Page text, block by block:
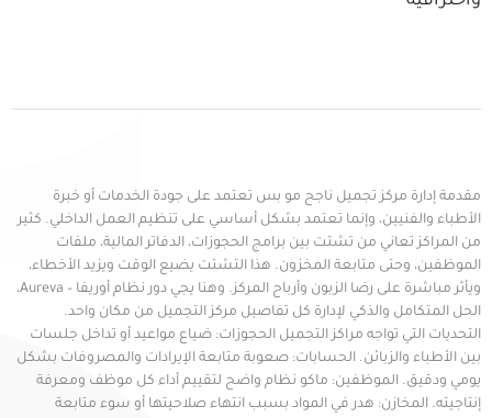
مقدمة إدارة مركز تجميل ناجح مو بس تعتمد على جودة الخدمات أو خبرة
الأطباء والفنيين، وإنما تعتمد بشكل أساسي على تنظيم العمل الداخلي. كثير
من المراكز تعاني من تشتت بين برامج الحجوزات، الدفاتر المالية، ملفات
الموظفين، وحتى متابعة المخزون. هذا التشتت يضيع الوقت ويزيد الأخطاء،
ويأثر مباشرة على رضا الزبون وأرباح المركز. وهنا يجي دور نظام أوريفا – Aureva،
الحل المتكامل والذكي لإدارة كل تفاصيل مركز التجميل من مكان واحد.
التحديات التي تواجه مراكز التجميل الحجوزات: ضياع مواعيد أو تداخل جلسات
بين الأطباء والزبائن. الحسابات: صعوبة متابعة الإيرادات والمصروفات بشكل
يومي ودقيق. الموظفين: ماكو نظام واضح لتقييم أداء كل موظف ومعرفة
إنتاجيته. المخازن: هدر في المواد بسبب انتهاء صلاحيتها أو سوء متابعة